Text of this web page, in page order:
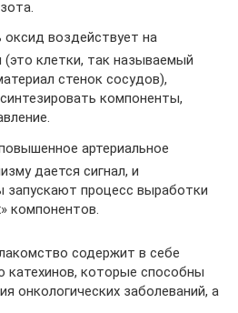
воздействует на
клетки, так называемый
стенок сосудов),
компоненты,
артериальное
дается сигнал, и
процесс выработки
компонентов.
содержит в себе
которые способны
онкологических заболеваний, а